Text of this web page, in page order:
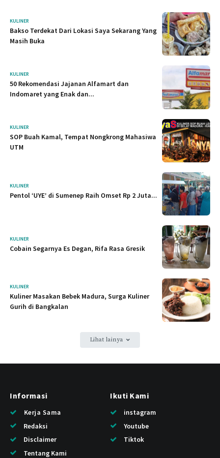
KULINER
Bakso Terdekat Dari Lokasi Saya Sekarang Yang
Masih Buka
KULINER
50 Rekomendasi Jajanan Alfamart dan
Indomaret yang Enak dan...
KULINER
SOP Buah Kamal, Tempat Nongkrong Mahasiwa
UTM
KULINER
Pentol ‘UYE’ di Sumenep Raih Omset Rp 2 Juta...
KULINER
Cobain Segarnya Es Degan, Rifa Rasa Gresik
KULINER
Kuliner Masakan Bebek Madura, Surga Kuliner
Gurih di Bangkalan
Lihat lainya
Informasi
Kerja Sama
Redaksi
Disclaimer
Tentang Kami
Ikuti Kami
instagram
Youtube
Tiktok